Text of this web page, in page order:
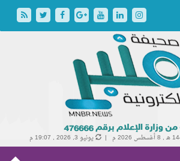
8 أغسطس 2026 م | يونيو 3, 2026 , 19:07 م